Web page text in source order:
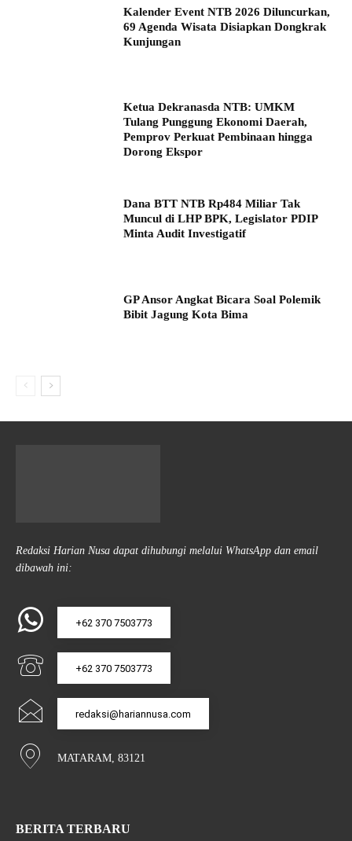
Kalender Event NTB 2026 Diluncurkan,
69 Agenda Wisata Disiapkan Dongkrak
Kunjungan
Ketua Dekranasda NTB: UMKM
Tulang Punggung Ekonomi Daerah,
Pemprov Perkuat Pembinaan hingga
Dorong Ekspor
Dana BTT NTB Rp484 Miliar Tak
Muncul di LHP BPK, Legislator PDIP
Minta Audit Investigatif
GP Ansor Angkat Bicara Soal Polemik
Bibit Jagung Kota Bima
Redaksi Harian Nusa dapat dihubungi melalui WhatsApp dan email
dibawah ini:
+62 370 7503773
+62 370 7503773
redaksi@hariannusa.com
MATARAM, 83121
BERITA TERBARU